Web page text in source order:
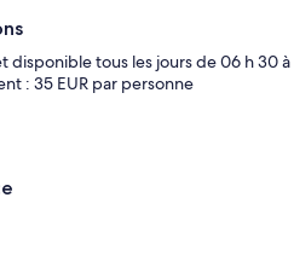
disponible tous les jours de 06 h 30 à
: 35 EUR par personne